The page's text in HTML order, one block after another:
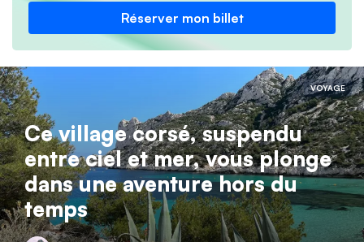
Réserver mon billet
VOYAGE
Ce village corsé, suspendu
entre ciel et mer, vous plonge
dans une aventure hors du
temps